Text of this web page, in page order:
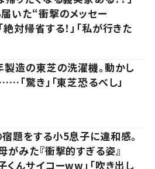
いた“衝撃のメッセー
対帰省する！」「私が行きた
造の東芝の洗濯機。動かし
「驚き」「東芝恐るべし」
題をする小5息子に違和感。
がみた『衝撃的すぎる姿』
くんサイコーww」「吹き出し